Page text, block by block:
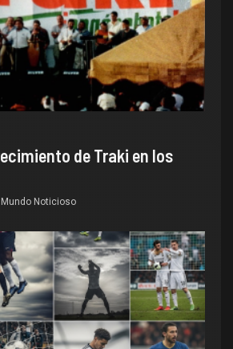
de Traki en los
Mundo Noticioso